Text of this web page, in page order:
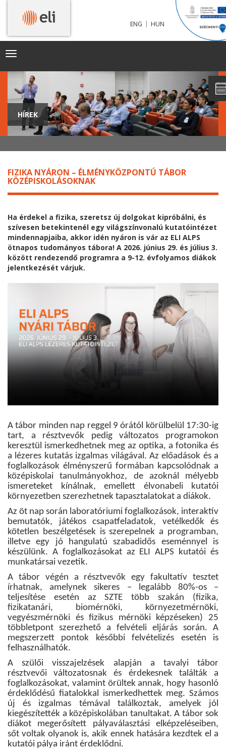
ENG | HUN
Toggle
HÍREK
FIZIKA NYÁRON – ÉLMÉNYKÖZPONTÚ TÁBOR
KÖZÉPISKOLÁSOKNAK
Ha érdekel a fizika, szeretsz új dolgokat kipróbálni, és
szívesen betekintenél egy világszínvonalú kutatóintézet
mindennapjaiba, akkor idén nyáron is vár az ELI ALPS
ötnapos tudományos tábora! A 2026. június 29. és július 3.
között rendezendő programra a 9-12. évfolyamos diákok
jelentkezését várjuk.
A tábor minden nap reggel 9 órától körülbelül 17:30-ig
tart, a résztvevők pedig változatos programokon
keresztül ismerkedhetnek meg az optika, a fotonika és
a lézeres kutatás izgalmas világával. Az előadások és a
foglalkozások élményszerű formában kapcsolódnak a
középiskolai tanulmányokhoz, de azoknál mélyebb
ismereteket kínálnak, emellett élvonabeli kutatói
környezetben szerezhetnek tapasztalatokat a diákok.
Az öt nap során laboratóriumi foglalkozások, interaktív
bemutatók, játékos csapatfeladatok, vetélkedők és
kötetlen beszélgetések is szerepelnek a programban,
illetve egy jó hangulatú szabadidős eseménnyel is
készülünk. A foglalkozásokat az ELI ALPS kutatói és
munkatársai vezetik.
A tábor végén a résztvevők egy fakultatív tesztet
írhatnak, amelynek sikeres – legalább 80%-os –
teljesítése esetén az SZTE több szakán (fizika,
fizikatanári, biomérnöki, környezetmérnöki,
vegyészmérnöki és fizikus mérnöki képzéseken) 25
többletpont szerezhető a felvételi eljárás során. A
megszerzett pontok későbbi felvételizés esetén is
felhasználhatók.
A szülői visszajelzések alapján a tavalyi tábor
résztvevői változatosnak és érdekesnek találták a
foglalkozásokat, valamint örültek annak, hogy hasonló
érdeklődésű fiatalokkal ismerkedhettek meg. Számos
új és izgalmas témával találkoztak, amelyek jól
kiegészítették a középiskolában tanultakat. A tábor sok
diákot megerősített pályaválasztási elképzeléseiben,
sőt voltak olyanok is, akik ennek hatására kezdtek el a
kutatói pálya iránt érdeklődni.